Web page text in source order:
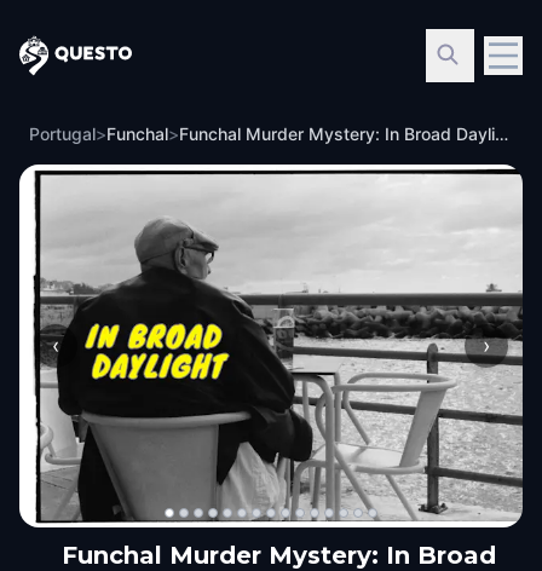
Questo
Portugal>Funchal> Funchal Murder Mystery: In Broad Daylight
‹ ›
Funchal Murder Mystery: In Broad